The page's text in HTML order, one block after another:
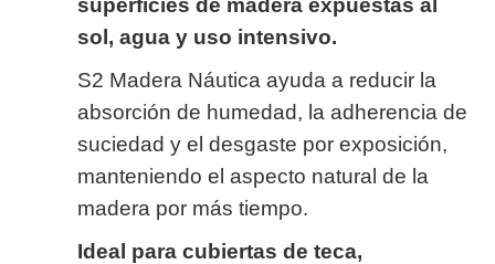
superficies de madera expuestas al
sol, agua y uso intensivo.
S2 Madera Náutica ayuda a reducir la
absorción de humedad, la adherencia de
suciedad y el desgaste por exposición,
manteniendo el aspecto natural de la
madera por más tiempo.
Ideal para cubiertas de teca,